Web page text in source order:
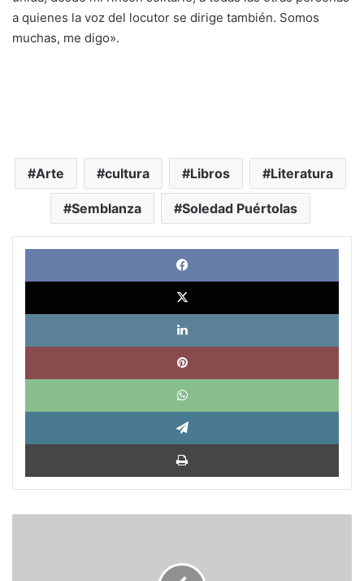
a quienes la voz del locutor se dirige también. Somos
muchas, me digo».
Arte cultura Libros Literatura
Semblanza Soledad Puértolas
X